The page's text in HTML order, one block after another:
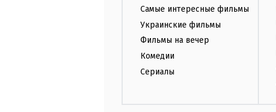
Самые интересные фильмы
Украинские фильмы
Фильмы на вечер
Комедии
Сериалы